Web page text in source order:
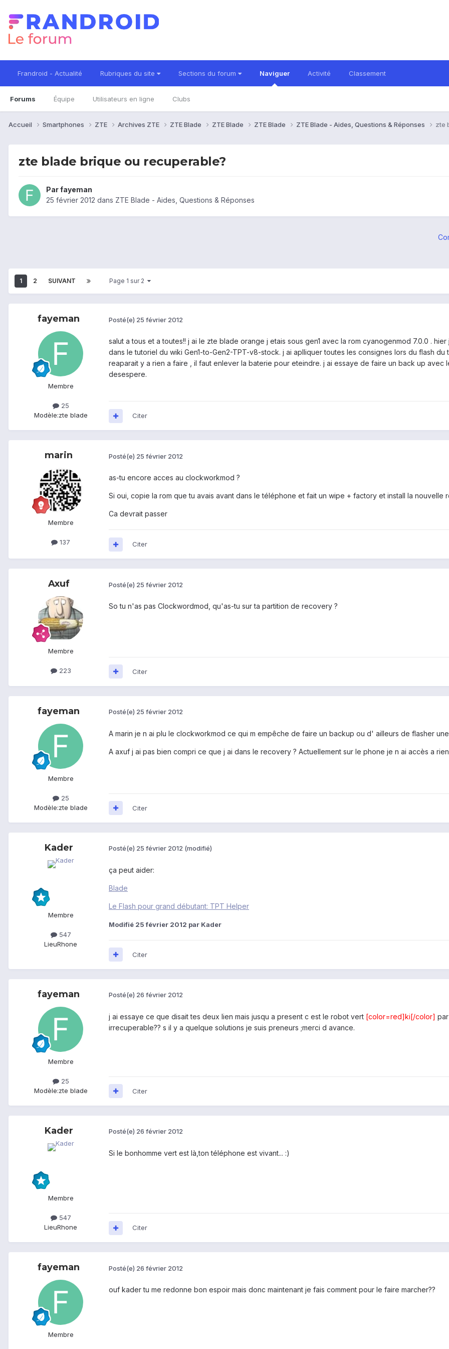
Frandroid - Actualité Rubriques du site Sections du forum Naviguer
Forums Équipe Utilisateurs en ligne Clubs
Activité Classement
Accueil Smartphones ZTE Archives ZTE ZTE Blade ZTE Blade ZTE Blade ZTE Blade - Aides, Questions & Réponses zte
zte blade brique ou recuperable?
Parfayeman
25 février 2012 dans ZTE Blade - Aides, Questions & Réponses
1 2 SUIVANT Page 1 sur 2
fayeman
Membre
25
Modèle:zte blade
Posté(e) 25 février 2012
salut a tous et a toutes!! j ai le zte blade orange j etais sous gen1 avec la rom cyanogenmod 7.0.0 .
dans le tutoriel du wiki Gen1-to-Gen2-TPT-v8-stock. j ai aplliquer toutes les consignes lors du flash
reaparait y a rien a faire , il faut enlever la baterie pour eteindre. j ai essaye de faire un back up avec
desespere.
Citer
marin
Membre
137
Posté(e) 25 février 2012
as-tu encore acces au clockworkmod ?
Si oui, copie la rom que tu avais avant dans le téléphone et fait un wipe + factory et install la nouvelle
Ca devrait passer
Citer
Axuf
Membre
223
Posté(e) 25 février 2012
So tu n'as pas Clockwordmod, qu'as-tu sur ta partition de recovery ?
Citer
fayeman
Membre
25
Modèle:zte blade
Posté(e) 25 février 2012
A marin je n ai plu le clockworkmod ce qui m empêche de faire un backup ou d' ailleurs de flasher une
A axuf j ai pas bien compri ce que j ai dans le recovery ? Actuellement sur le phone je n ai accès a
Citer
Kader
Membre
547
LieuRhone
Posté(e) 25 février 2012 (modifié)
ça peut aider:
Blade
Le Flash pour grand débutant: TPT Helper
Modifié 25 février 2012 par Kader
Citer
fayeman
Membre
25
Modèle:zte blade
Posté(e) 26 février 2012
j ai essaye ce que disait tes deux lien mais jusqu a present c est le robot vert [color=red]ki[/color]
irrecuperable?? s il y a quelque solutions je suis preneurs ;merci d avance.
Citer
Kader
Membre
547
LieuRhone
Posté(e) 26 février 2012
Si le bonhomme vert est là,ton téléphone est vivant... :)
Citer
fayeman
Membre
Posté(e) 26 février 2012
ouf kader tu me redonne bon espoir mais donc maintenant je fais comment pour le faire marcher??